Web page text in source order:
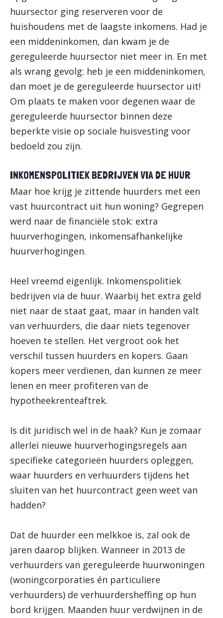
huursector ging reserveren voor de
huishoudens met de laagste inkomens. Had je
een middeninkomen, dan kwam je de
gereguleerde huursector niet meer in. En met
als wrang gevolg: heb je een middeninkomen,
dan moet je de gereguleerde huursector uit!
Om plaats te maken voor degenen waar de
gereguleerde huursector binnen deze
beperkte visie op sociale huisvesting voor
bedoeld zou zijn.
INKOMENSPOLITIEK BEDRIJVEN VIA DE HUUR
Maar hoe krijg je zittende huurders met een
vast huurcontract uit hun woning? Gegrepen
werd naar de financiële stok: extra
huurverhogingen, inkomensafhankelijke
huurverhogingen.
Heel vreemd eigenlijk. Inkomenspolitiek
bedrijven via de huur. Waarbij het extra geld
niet naar de staat gaat, maar in handen valt
van verhuurders, die daar niets tegenover
hoeven te stellen. Het vergroot ook het
verschil tussen huurders en kopers. Gaan
kopers meer verdienen, dan kunnen ze meer
lenen en meer profiteren van de
hypotheekrenteaftrek.
Is dit juridisch wel in de haak? Kun je zomaar
allerlei nieuwe huurverhogingsregels aan
specifieke categorieën huurders opleggen,
waar huurders en verhuurders tijdens het
sluiten van het huurcontract geen weet van
hadden?
Dat de huurder een melkkoe is, zal ook de
jaren daarop blijken. Wanneer in 2013 de
verhuurders van gereguleerde huurwoningen
(woningcorporaties én particuliere
verhuurders) de verhuurdersheffing op hun
bord krijgen. Maanden huur verdwijnen in de